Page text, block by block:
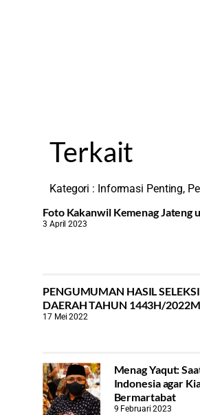
Terkait
Kategori : Informasi Penting,
Foto Kakanwil Kemenag Jateng
3 April 2023
PENGUMUMAN HASIL
DAERAH TAHUN 1443H/2022M
17 Mei 2022
Menag Yaqut:
Indonesia agar
Bermartabat
9 Februari 2023